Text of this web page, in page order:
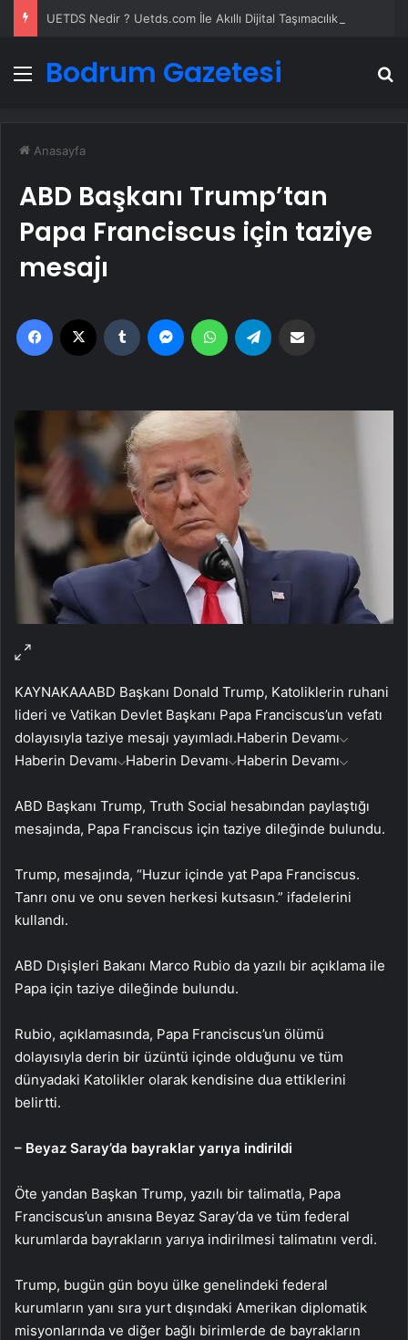
Menü
Bodrum Gazetesi
Anasayfa
ABD Başkanı Trump’tan
Papa Franciscus için taziye
mesajı
Facebook Tumblr MessengerWhatsApp
KAYNAKAAABD Başkanı Donald Trump, Katoliklerin ruhani
lideri ve Vatikan Devlet Başkanı Papa Franciscus’un vefatı
dolayısıyla taziye mesajı yayımladı.Haberin Devamı
Haberin Devamı Haberin Devamı Haberin Devamı
ABD Başkanı Trump, Truth Social hesabından paylaştığı
mesajında, Papa Franciscus için taziye dileğinde bulundu.
Trump, mesajında, “Huzur içinde yat Papa Franciscus.
Tanrı onu ve onu seven herkesi kutsasın.” ifadelerini
kullandı.
ABD Dışişleri Bakanı Marco Rubio da yazılı bir açıklama ile
Papa için taziye dileğinde bulundu.
Rubio, açıklamasında, Papa Franciscus’un ölümü
dolayısıyla derin bir üzüntü içinde olduğunu ve tüm
dünyadaki Katolikler olarak kendisine dua ettiklerini
belirtti.
– Beyaz Saray’da bayraklar yarıya indirildi
Öte yandan Başkan Trump, yazılı bir talimatla, Papa
Franciscus’un anısına Beyaz Saray’da ve tüm federal
kurumlarda bayrakların yarıya indirilmesi talimatını verdi.
Trump, bugün gün boyu ülke genelindeki federal
kurumların yanı sıra yurt dışındaki Amerikan diplomatik
misyonlarında ve diğer bağlı birimlerde de bayrakların